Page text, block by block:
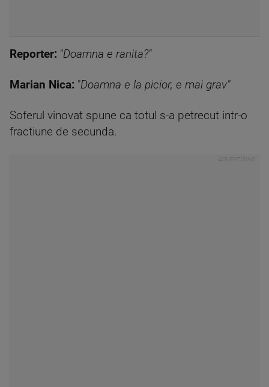
Reporter: "Doamna e ranita?"
Marian Nica: "Doamna e la picior, e mai grav"
Soferul vinovat spune ca totul s-a petrecut intr-o
fractiune de secunda.